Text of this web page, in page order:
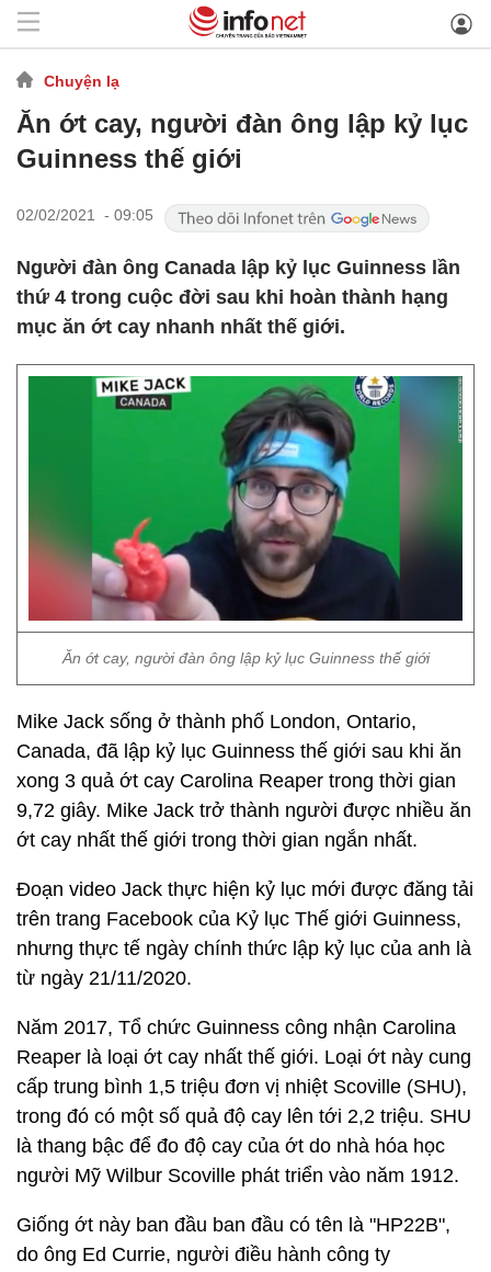
Chuyện lạ
Ăn ớt cay, người đàn ông lập kỷ lục
Guinness thế giới
02/02/2021 - 09:05
Người đàn ông Canada lập kỷ lục Guinness lần
thứ 4 trong cuộc đời sau khi hoàn thành hạng
mục ăn ớt cay nhanh nhất thế giới.
Ăn ớt cay, người đàn ông lập kỷ lục Guinness thế giới
Mike Jack sống ở thành phố London, Ontario,
Canada, đã lập kỷ lục Guinness thế giới sau khi ăn
xong 3 quả ớt cay Carolina Reaper trong thời gian
9,72 giây. Mike Jack trở thành người được nhiều ăn
ớt cay nhất thế giới trong thời gian ngắn nhất.
Đoạn video Jack thực hiện kỷ lục mới được đăng tải
trên trang Facebook của Kỷ lục Thế giới Guinness,
nhưng thực tế ngày chính thức lập kỷ lục của anh là
từ ngày 21/11/2020.
Năm 2017, Tổ chức Guinness công nhận Carolina
Reaper là loại ớt cay nhất thế giới. Loại ớt này cung
cấp trung bình 1,5 triệu đơn vị nhiệt Scoville (SHU),
trong đó có một số quả độ cay lên tới 2,2 triệu. SHU
là thang bậc để đo độ cay của ớt do nhà hóa học
người Mỹ Wilbur Scoville phát triển vào năm 1912.
Giống ớt này ban đầu ban đầu có tên là "HP22B",
do ông Ed Currie, người điều hành công ty